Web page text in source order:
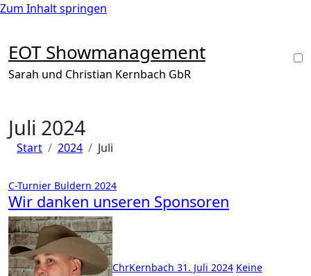
Zum Inhalt springen
EOT Showmanagement
Sarah und Christian Kernbach GbR
Juli 2024
Start 2024 Juli
C-Turnier Buldern 2024
Wir danken unseren Sponsoren
ChrKernbach 31. Juli 2024 Keine